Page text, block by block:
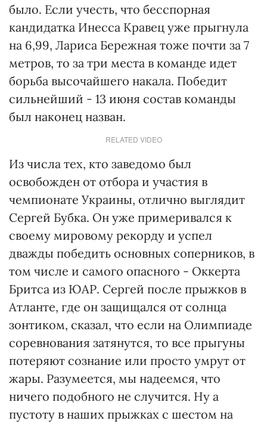
было. Если учесть, что бесспорная
кандидатка Инесса Кравец уже прыгнула
на 6,99, Лариса Бережная тоже почти за 7
метров, то за три места в команде идет
борьба высочайшего накала. Победит
сильнейший - 13 июня состав команды
был наконец назван.
RELATED VIDEO
Из числа тех, кто заведомо был
освобожден от отбора и участия в
чемпионате Украины, отлично выглядит
Сергей Бубка. Он уже примеривался к
своему мировому рекорду и успел
дважды победить основных соперников, в
том числе и самого опасного - Оккерта
Бритса из ЮАР. Сергей после прыжков в
Атланте, где он защищался от солнца
зонтиком, сказал, что если на Олимпиаде
соревнования затянутся, то все прыгуны
потеряют сознание или просто умрут от
жары. Разумеется, мы надеемся, что
ничего подобного не случится. Ну а
пустоту в наших прыжках с шестом на